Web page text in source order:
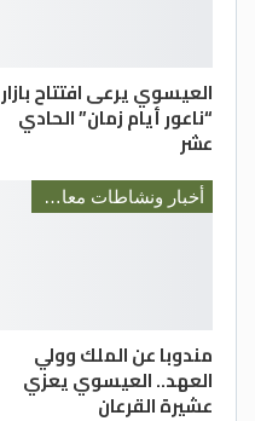
العيسوي يرعى افتتاح بازار
“ناعور أيام زمان” الحادي
عشر
أخبار ونشاطات معالي رئيس الديوان الملكي السيد يوسف العيسوي
مندوبا عن الملك وولي
العهد.. العيسوي يعزي
عشيرة القرعان